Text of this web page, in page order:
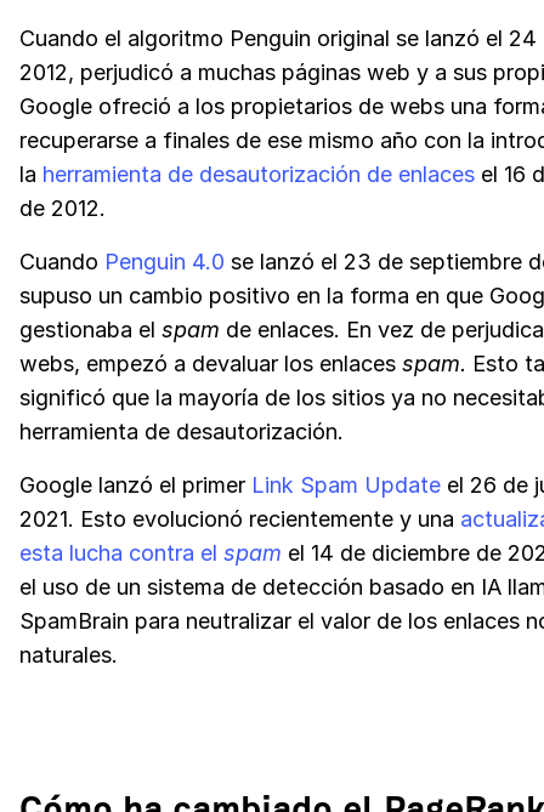
Cuando el algoritmo Penguin original se lanzó el 24
2012, perjudicó a muchas páginas web y a sus
Google ofreció a los propietarios de webs una
recuperarse a finales de ese mismo año con la
la herramienta de desautorización de enlaces el 16
de 2012.
Cuando Penguin 4.0 se lanzó el 23 de septiembre
supuso un cambio positivo en la forma en que
gestionaba el spam de enlaces. En vez de
webs, empezó a devaluar los enlaces spam. Esto
significó que la mayoría de los sitios ya no
herramienta de desautorización.
Google lanzó el primer Link Spam Update el 26 de
2021. Esto evolucionó recientemente y una
esta lucha contra el spam el 14 de diciembre de
el uso de un sistema de detección basado en IA
SpamBrain para neutralizar el valor de los enlaces
naturales.